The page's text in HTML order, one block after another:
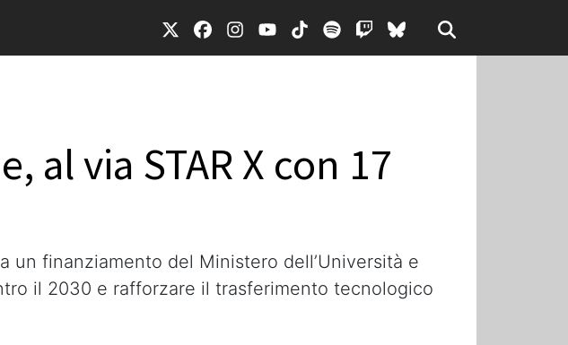
al via STAR X con 17
un finanziamento del Ministero dell’Università e
il 2030 e rafforzare il trasferimento tecnologico